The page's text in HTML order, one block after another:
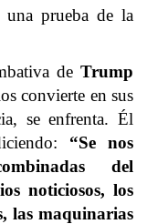
una prueba de la
de Trump
convierte en sus
se enfrenta. Él
“Se nos
del
noticiosos, los
las maquinarias